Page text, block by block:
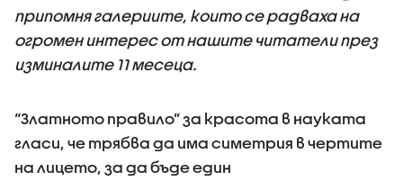
припомня галериите, които се радваха на
огромен интерес от нашите читатели през
изминалите 11 месеца.
“Златното правило” за красота в науката
гласи, че трябва да има симетрия в чертите
на лицето, за да бъде един